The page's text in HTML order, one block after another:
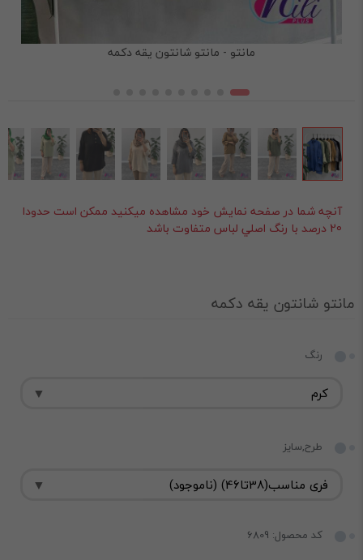
مانتو - مانتو شانتون یقه دکمه
آنچه شما در صفحه نمايش خود مشاهده ميکنيد ممکن است حدودا
20 درصد با رنگ اصلي لباس متفاوت باشد
مانتو شانتون یقه دکمه
رنگ
طرح,سایز
کد محصول: 6809